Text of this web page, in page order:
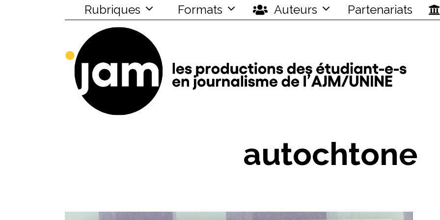
Rubriques Formats Auteurs Partenariats
autochtone